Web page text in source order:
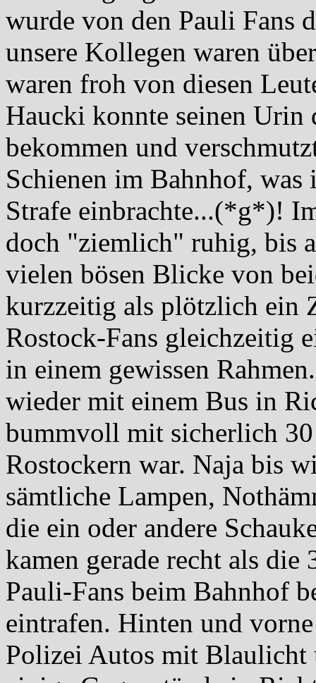
wurde von den Pauli Fans
unsere Kollegen waren
waren froh von diesen
Haucki konnte seinen
bekommen und
Schienen im Bahnhof,
Strafe einbrachte...(*g*)!
doch "ziemlich" ruhig, bis
vielen bösen Blicke von
kurzzeitig als plötzlich ein
Rostock-Fans gleichzeitig
in einem gewissen
wieder mit einem Bus in
bummvoll mit sicherlich
Rostockern war. Naja bis
sämtliche Lampen,
die ein oder andere
kamen gerade recht als
Pauli-Fans beim Bahnhof
eintrafen. Hinten und
Polizei Autos mit Blaulicht